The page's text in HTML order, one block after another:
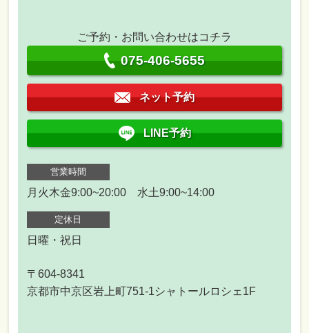
ご予約・お問い合わせはコチラ
075-406-5655
ネット予約
LINE予約
営業時間
月火木金9:00~20:00 水土9:00~14:00
定休日
日曜・祝日
〒604-8341
京都市中京区岩上町751-1シャトールロシェ1F